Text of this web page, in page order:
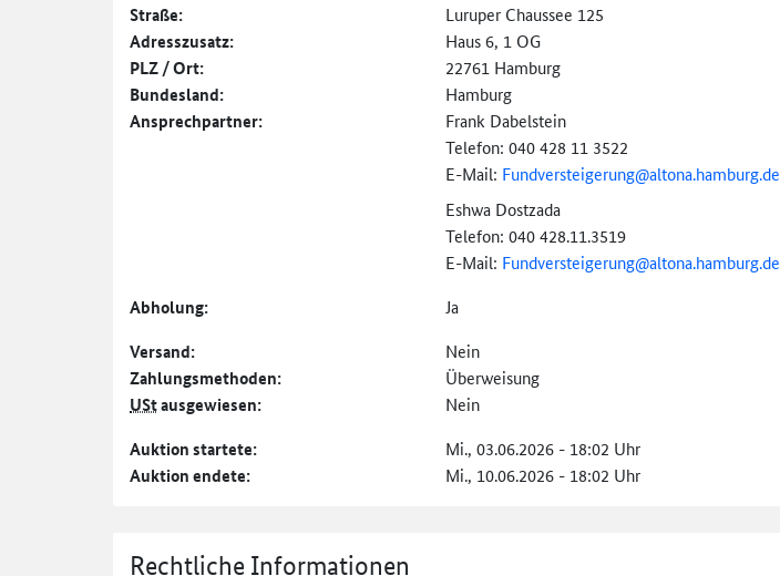
Straße: Luruper Chaussee 125
Adresszusatz: Haus 6, 1 OG
PLZ / Ort: 22761 Hamburg
Bundesland: Hamburg
Ansprechpartner:
Frank Dabelstein
Telefon: 040 428 11 3522
E-Mail: Fundversteigerung@altona.hamburg.de
Eshwa Dostzada
Telefon: 040 428.11.3519
E-Mail: Fundversteigerung@altona.hamburg.de
Abholung: Ja
Versand: Nein
Zahlungs­methoden: Überweisung
UStausgewiesen: Nein
Auktion startete: Mi., 03.06.2026 - 18:02 Uhr
Auktion endete: Mi., 10.06.2026 - 18:02 Uhr
Rechtliche Informationen